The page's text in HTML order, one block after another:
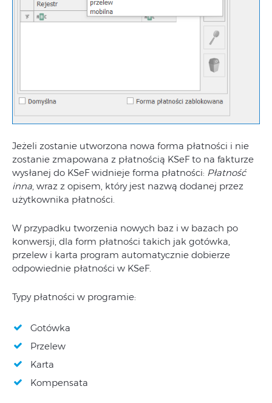
Jeżeli zostanie utworzona nowa forma płatności i nie
zostanie zmapowana z płatnością KSeF to na fakturze
wysłanej do KSeF widnieje forma płatności: Płatność
inna, wraz z opisem, który jest nazwą dodanej przez
użytkownika płatności.
W przypadku tworzenia nowych baz i w bazach po
konwersji, dla form płatności takich jak gotówka,
przelew i karta program automatycznie dobierze
odpowiednie płatności w KSeF.
Typy płatności w programie:
Gotówka
Przelew
Karta
Kompensata